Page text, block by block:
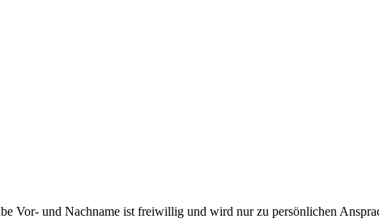
Vor- und Nachname ist freiwillig und wird nur zu persönlichen